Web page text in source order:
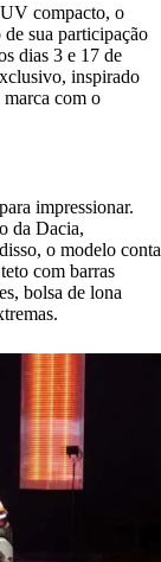
compacto, o
sua participação
dias 3 e 17 de
inspirado
com o
impressionar.
da Dacia,
o modelo conta
com barras
bolsa de lona